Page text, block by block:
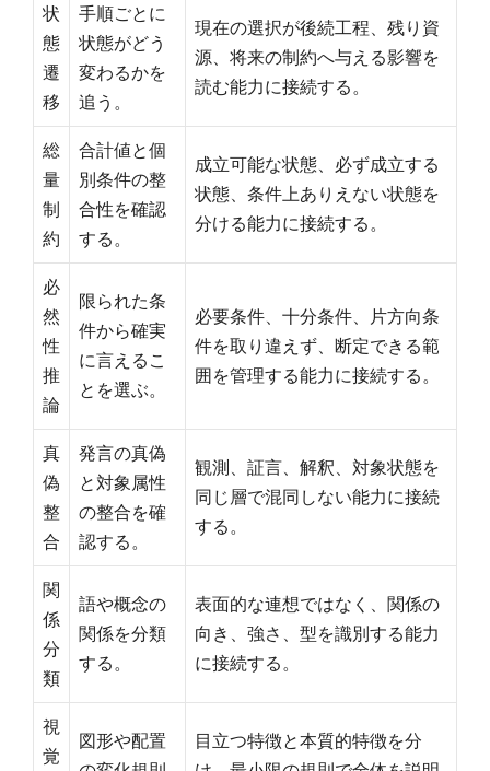
状
態
遷
移
手順ごとに
状態がどう
変わるかを
追う。
現在の選択が後続工程、残り資
源、将来の制約へ与える影響を
読む能力に接続する。
総
量
制
約
合計値と個
別条件の整
合性を確認
する。
成立可能な状態、必ず成立する
状態、条件上ありえない状態を
分ける能力に接続する。
必
然
性
推
論
限られた条
件から確実
に言えるこ
とを選ぶ。
必要条件、十分条件、片方向条
件を取り違えず、断定できる範
囲を管理する能力に接続する。
真
偽
整
合
発言の真偽
と対象属性
の整合を確
認する。
観測、証言、解釈、対象状態を
同じ層で混同しない能力に接続
する。
関
係
分
類
語や概念の
関係を分類
する。
表面的な連想ではなく、関係の
向き、強さ、型を識別する能力
に接続する。
視
覚
図形や配置
目立つ特徴と本質的特徴を分